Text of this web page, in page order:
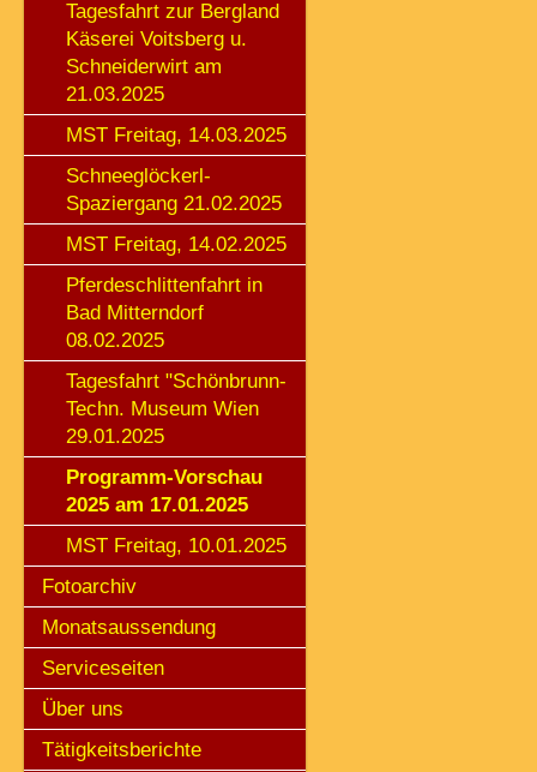
Tagesfahrt zur Bergland
Käserei Voitsberg u.
Schneiderwirt am
21.03.2025
MST Freitag, 14.03.2025
Schneeglöckerl-
Spaziergang 21.02.2025
MST Freitag, 14.02.2025
Pferdeschlittenfahrt in
Bad Mitterndorf
08.02.2025
Tagesfahrt "Schönbrunn-
Techn. Museum Wien
29.01.2025
Programm-Vorschau
2025 am 17.01.2025
MST Freitag, 10.01.2025
Fotoarchiv
Monatsaussendung
Serviceseiten
Über uns
Tätigkeitsberichte